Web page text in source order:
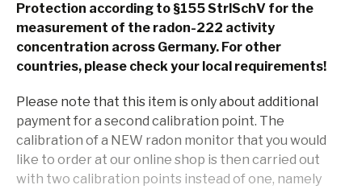
Protection according to §155 StrlSchV for the
measurement of the radon-222 activity
concentration across Germany. For other
countries, please check your local requirements!
Please note that this item is only about additional
payment for a second calibration point. The
calibration of a NEW radon monitor that you would
like to order at our online shop is then carried out
with two calibration points instead of one, namely